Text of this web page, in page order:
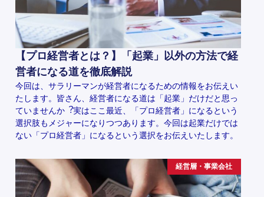
【プロ経営者とは？】「起業」以外の方法で経
営者になる道を徹底解説
今回は、サラリーマンが経営者になるための情報をお伝えい
たします。皆さん、経営者になる道は「起業」だけだと思っ
ていませんか︖実はここ最近、「プロ経営者」になるという
選択肢もメジャーになりつつあります。今回は起業だけでは
ない「プロ経営者」になるという選択をお伝えいたします。
経営層・事業会社